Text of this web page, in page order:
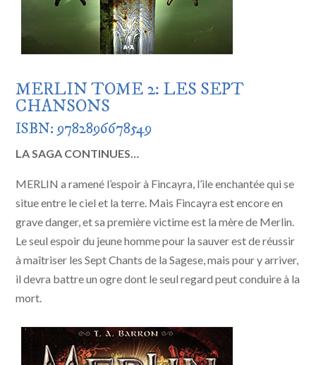
MERLIN TOME 2: LES SEPT
CHANSONS
ISBN: 9782896678549
LA SAGA CONTINUES…
MERLIN a ramené l’espoir à Fincayra, l’ile enchantée qui se
situe entre le ciel et la terre. Mais Fincayra est encore en
grave danger, et sa première victime est la mère de Merlin.
Le seul espoir du jeune homme pour la sauver est de réussir
à maîtriser les Sept Chants de la Sagese, mais pour y arriver,
il devra battre un ogre dont le seul regard peut conduire à la
mort.